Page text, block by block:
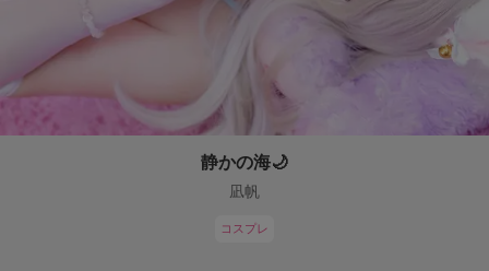
静かの海🌙
凪帆
コスプレ